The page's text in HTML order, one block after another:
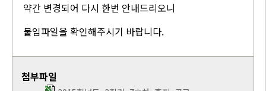
약간 변경되어 다시 한번 안내드리오니
붙임파일을 확인해주시기 바랍니다.
첨부파일